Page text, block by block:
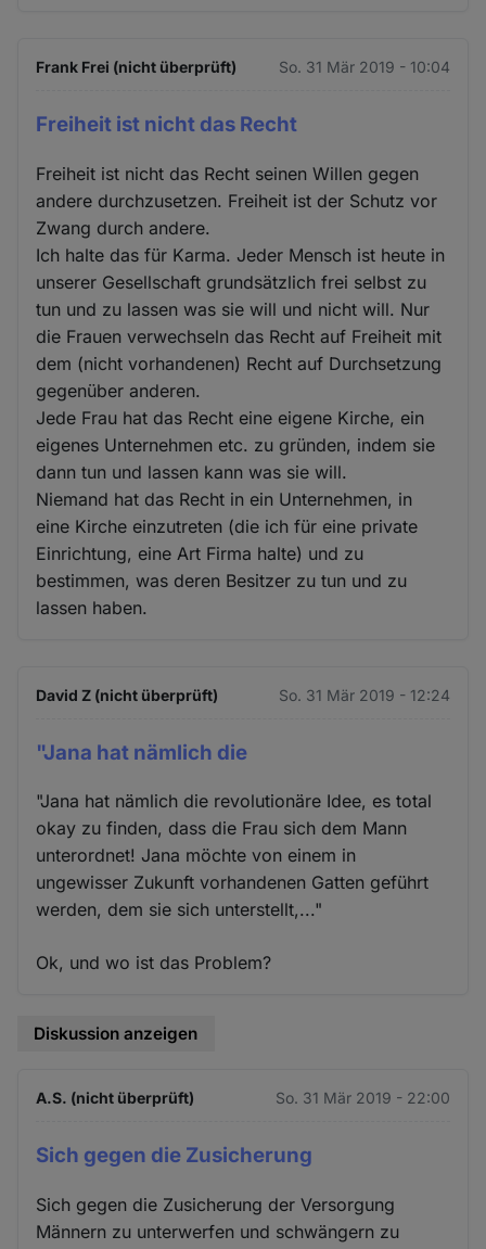
Frank Frei (nicht überprüft) So. 31 Mär 2019 - 10:04
Freiheit ist nicht das Recht
Freiheit ist nicht das Recht seinen Willen gegen
andere durchzusetzen. Freiheit ist der Schutz vor
Zwang durch andere.
Ich halte das für Karma. Jeder Mensch ist heute in
unserer Gesellschaft grundsätzlich frei selbst zu
tun und zu lassen was sie will und nicht will. Nur
die Frauen verwechseln das Recht auf Freiheit mit
dem (nicht vorhandenen) Recht auf Durchsetzung
gegenüber anderen.
Jede Frau hat das Recht eine eigene Kirche, ein
eigenes Unternehmen etc. zu gründen, indem sie
dann tun und lassen kann was sie will.
Niemand hat das Recht in ein Unternehmen, in
eine Kirche einzutreten (die ich für eine private
Einrichtung, eine Art Firma halte) und zu
bestimmen, was deren Besitzer zu tun und zu
lassen haben.
David Z (nicht überprüft) So. 31 Mär 2019 - 12:24
"Jana hat nämlich die
"Jana hat nämlich die revolutionäre Idee, es total
okay zu finden, dass die Frau sich dem Mann
unterordnet! Jana möchte von einem in
ungewisser Zukunft vorhandenen Gatten geführt
werden, dem sie sich unterstellt,..."
Ok, und wo ist das Problem?
Diskussion anzeigen
A.S. (nicht überprüft) So. 31 Mär 2019 - 22:00
Sich gegen die Zusicherung
Sich gegen die Zusicherung der Versorgung
Männern zu unterwerfen und schwängern zu